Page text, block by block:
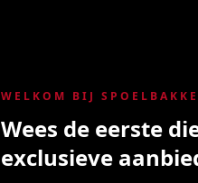
WELKOM BIJ
Wees de eerste
exclusieve